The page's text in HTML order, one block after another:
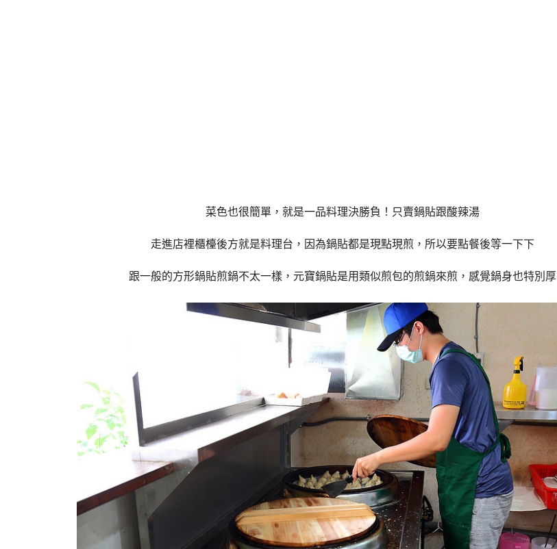
菜色也很簡單，就是一品料理決勝負！只賣鍋貼跟酸辣湯
走進店裡櫃檯後方就是料理台，因為鍋貼都是現點現煎，所以要點餐後等一下下
跟一般的方形鍋貼煎鍋不太一樣，元寶鍋貼是用類似煎包的煎鍋來煎，感覺鍋身也特別厚